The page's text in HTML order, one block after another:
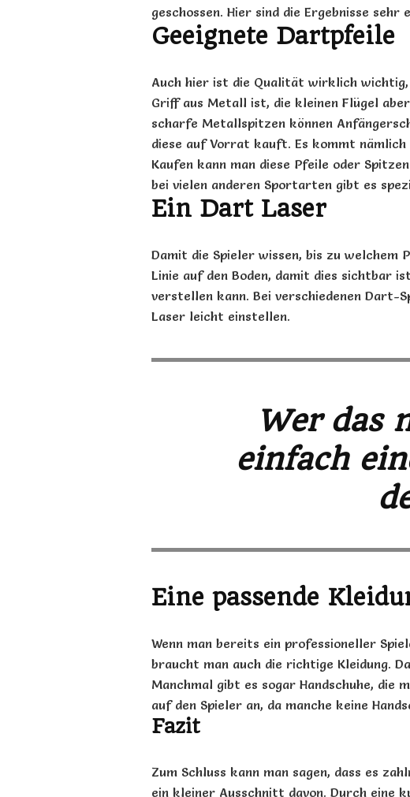
geschossen. Hier sind die Ergebnisse
Geeignete Dartpfeile
Auch hier ist die Qualität wirklich wichtig,
Griff aus Metall ist, die kleinen Flügel
scharfe Metallspitzen können
diese auf Vorrat kauft. Es kommt
Kaufen kann man diese Pfeile oder
bei vielen anderen Sportarten gibt es
Ein Dart Laser
Damit die Spieler wissen, bis zu
Linie auf den Boden, damit dies sichtbar
verstellen kann. Bei verschiedenen Dart-
Laser leicht einstellen.
Wer das
einfach
Eine passende
Wenn man bereits ein professioneller
braucht man auch die richtige Kleidung.
Manchmal gibt es sogar Handschuhe, die
auf den Spieler an, da manche keine
Fazit
Zum Schluss kann man sagen, dass es
ein kleiner Ausschnitt davon. Durch eine